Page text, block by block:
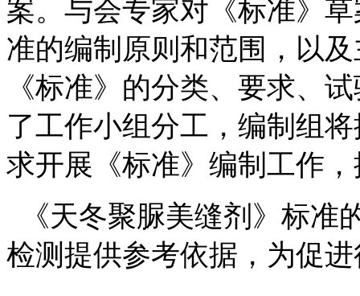
案。与会专家对《标准》
准的编制原则和范围，以
《标准》的分类、要求、
了工作小组分工， 编制组
求开展《标准》编制工作
《天冬聚脲美缝剂 》标准
检测 提供参考依据，为促